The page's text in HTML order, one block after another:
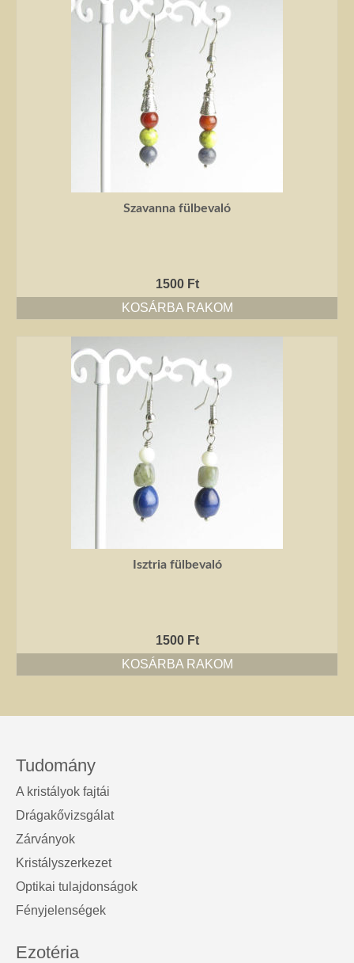
Szavanna fülbevaló
1500 Ft
KOSÁRBA RAKOM
Isztria fülbevaló
1500 Ft
KOSÁRBA RAKOM
Tudomány
A kristályok fajtái
Drágakővizsgálat
Zárványok
Kristályszerkezet
Optikai tulajdonságok
Fényjelenségek
Ezotéria